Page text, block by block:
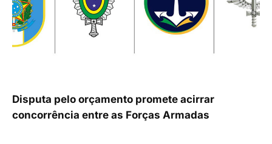
Disputa pelo orçamento promete acirrar
concorrência entre as Forças Armadas